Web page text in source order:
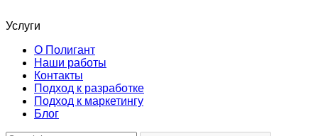
Услуги
О Полигант
Наши работы
Контакты
Подход к разработке
Подход к маркетингу
Блог